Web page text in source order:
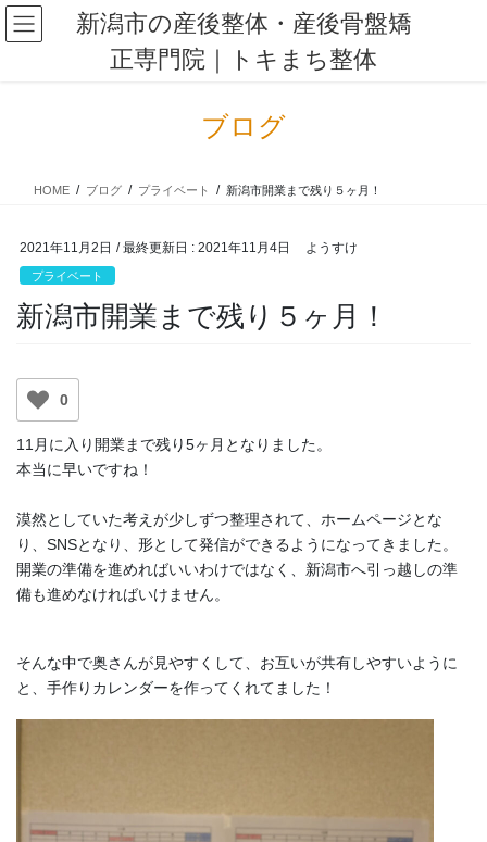
コ
ン
ナ
ビ
新潟市の産後整体・産後骨盤矯
正専門院｜トキまち整体
ブログ
HOME ブログ プライベート 新潟市開業まで残り５ヶ月！
2021年11月2日 / 最終更新日 : 2021年11月4日 ようすけ
プライベート
新潟市開業まで残り５ヶ月！
0
11月に入り開業まで残り5ヶ月となりました。
本当に早いですね！
漠然としていた考えが少しずつ整理されて、ホームページとな
り、SNSとなり、形として発信ができるようになってきました。
開業の準備を進めればいいわけではなく、新潟市へ引っ越しの準
備も進めなければいけません。
そんな中で奥さんが見やすくして、お互いが共有しやすいように
と、手作りカレンダーを作ってくれてました！